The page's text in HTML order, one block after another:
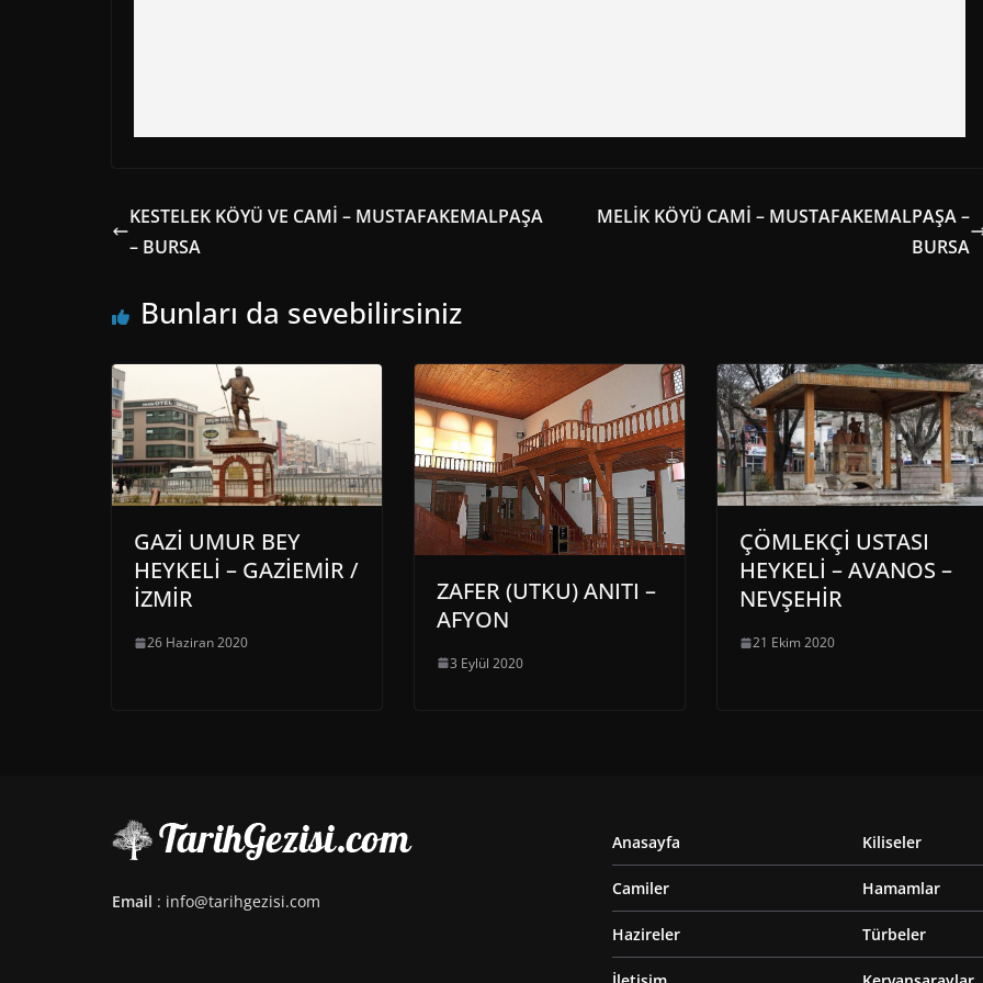
KESTELEK KÖYÜ VE CAMİ – MUSTAFAKEMALPAŞA
– BURSA
MELİK KÖYÜ CAMİ – MUSTAFAKEMALPAŞA –
BURSA
Bunları da sevebilirsiniz
GAZİ UMUR BEY
HEYKELİ – GAZİEMİR /
İZMİR
26 Haziran 2020
ZAFER (UTKU) ANITI –
AFYON
3 Eylül 2020
ÇÖMLEKÇİ USTASI
HEYKELİ – AVANOS –
NEVŞEHİR
21 Ekim 2020
Email : info@tarihgezisi.com
Anasayfa
Camiler
Hazireler
Kiliseler
Hamamlar
Türbeler